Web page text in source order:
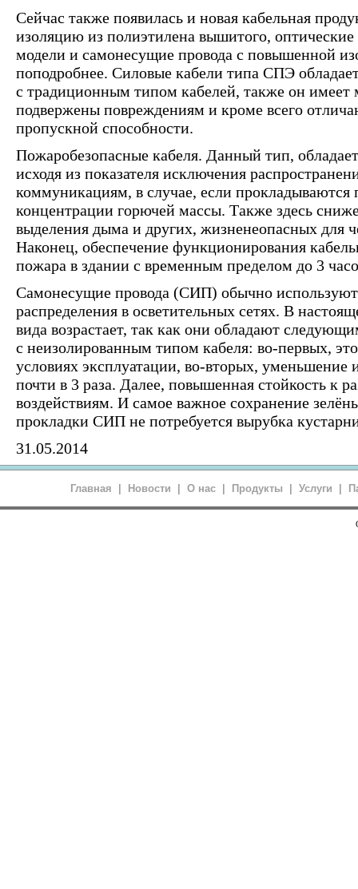
Сейчас также появилась и новая кабельная
изоляцию из полиэтилена вышитого,
модели и самонесущие провода с повышенной
поподробнее. Силовые кабели типа СПЭ
с традиционным типом кабелей, также он
подвержены повреждениям и кроме всего
пропускной способности.
Пожаробезопасные кабеля. Данный тип,
исходя из показателя исключения
коммуникациям, в случае, если
концентрации горючей массы. Также здесь
выделения дыма и других, жизненеопасных для
Наконец, обеспечение функционирования
пожара в здании с временным пределом до 3
Самонесущие провода (СИП) обычно
распределения в осветительных сетях. В
вида возрастает, так как они обладают
с неизолированным типом кабеля: во-первых,
условиях эксплуатации, во-вторых, уменьшение
почти в 3 раза. Далее, повышенная стойкость к
воздействиям. И самое важное сохранение
прокладки СИП не потребуется вырубка
31.05.2014
Главная Новости О нас Продукты Услуги